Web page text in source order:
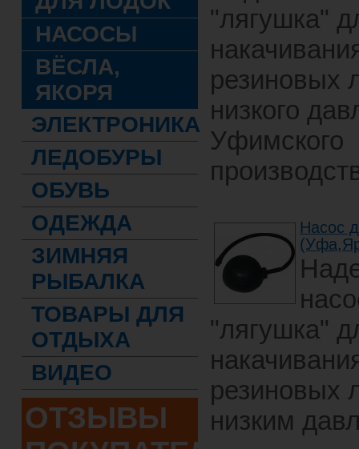
НАСОСЫ
ВЁСЛА,
ЯКОРЯ
ЭЛЕКТРОНИКА
ЛЕДОБУРЫ
ОБУВЬ
ОДЕЖДА
ЗИМНЯЯ
РЫБАЛКА
ТОВАРЫ ДЛЯ
ОТДЫХА
ВИДЕО
ОТЗЫВЫ
"лягушка"
резиновых
низкого
Уфимского
Насос
"лягушка"
резиновых
низким